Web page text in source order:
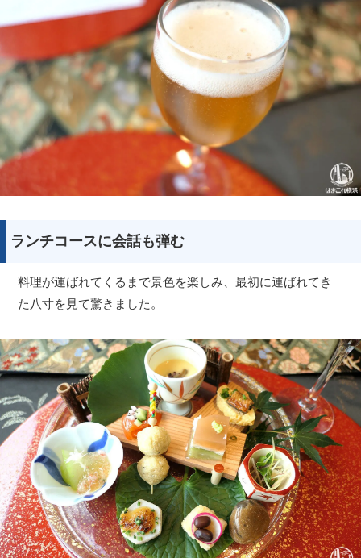
ランチコースに会話も弾む
料理が運ばれてくるまで景色を楽しみ、最初に運ばれてき
た八寸を見て驚きました。